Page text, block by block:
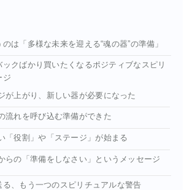
は「多様な未来を迎える“魂の器”の準備」
ックばかり買いたくなるポジティブなスピリ
ジ
が上がり、新しい器が必要になった
流れを呼び込む準備ができた
「役割」や「ステージ」が始まる
らの「準備をしなさい」というメッセージ
る、もう一つのスピリチュアルな警告